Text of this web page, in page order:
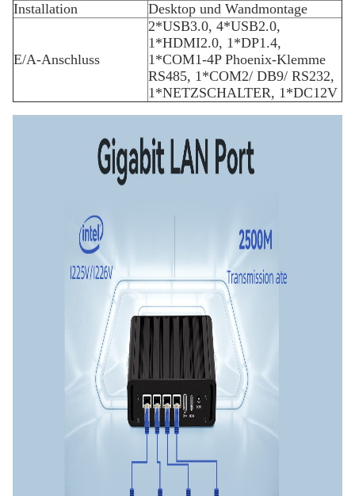
Installation
Desktop und Wandmontage
E/A-Anschluss
2*USB3.0, 4*USB2.0,
1*HDMI2.0, 1*DP1.4,
1*COM1-4P Phoenix-Klemme
RS485, 1*COM2/ DB9/ RS232,
1*NETZSCHALTER, 1*DC12V